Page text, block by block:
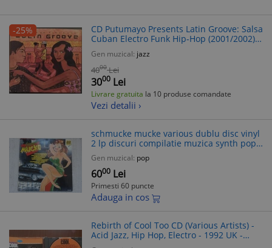
-25%
CD Putumayo Presents Latin Groove: Salsa
Cuban Electro Funk Hip-Hop (2001/2002) -
Compilatie Muzica Originala
Gen muzical: jazz
4000 Lei
3000 Lei
Livrare gratuita la 10 produse comandate
Vezi detalii ›
schmucke mucke various dublu disc vinyl
2 lp discuri compilatie muzica synth pop
rock hip hop rap house techno EMI
records 1991 VG+
Gen muzical: pop
6000 Lei
Primesti 60 puncte
Adauga in cos
Rebirth of Cool Too CD (Various Artists) -
Acid Jazz, Hip Hop, Electro - 1992 UK -
Island Rec. - Compilatie Muzica